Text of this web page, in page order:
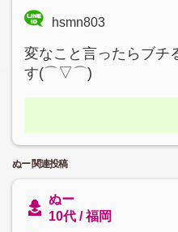
hsmn803
変なこと言ったらブチ
す(⌒▽⌒)
ぬー 関連投稿
ぬー
10代 / 福岡